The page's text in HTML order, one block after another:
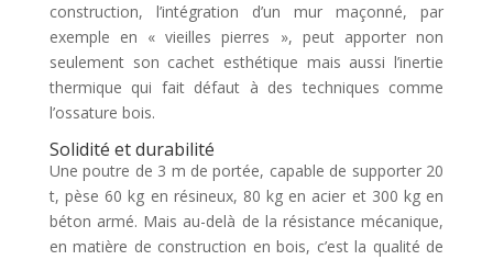
construction, l’intégration d’un mur maçonné, par
exemple en « vieilles pierres », peut apporter non
seulement son cachet esthétique mais aussi l’inertie
thermique qui fait défaut à des techniques comme
l’ossature bois.
Solidité et durabilité
Une poutre de 3 m de portée, capable de supporter 20
t, pèse 60 kg en résineux, 80 kg en acier et 300 kg en
béton armé. Mais au-delà de la résistance mécanique,
en matière de construction en bois, c’est la qualité de